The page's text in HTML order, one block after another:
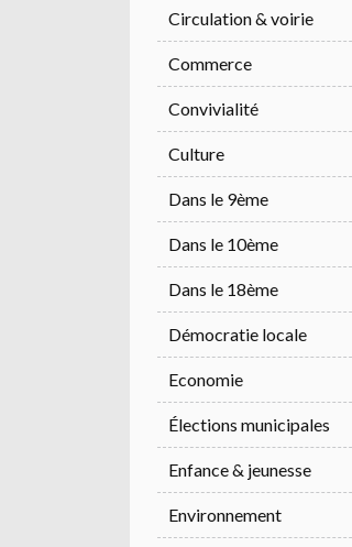
Circulation & voirie
Commerce
Convivialité
Culture
Dans le 9ème
Dans le 10ème
Dans le 18ème
Démocratie locale
Economie
Élections municipales
Enfance & jeunesse
Environnement